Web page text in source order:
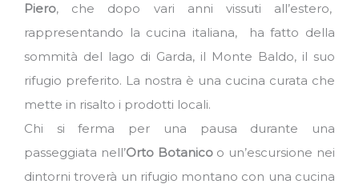
Piero, che dopo vari anni vissuti all’estero,
rappresentando la cucina italiana,
ha fatto della
sommità del lago di Garda, il Monte Baldo, il suo
rifugio preferito. La nostra è una cucina curata che
mette in risalto i prodotti locali.
Chi si ferma per una pausa durante una
passeggiata nell’Orto Botanicoo un’escursione nei
dintorni troverà un rifugio montano con una cucina